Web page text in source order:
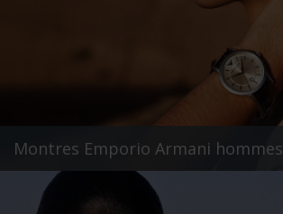
Montres Emporio Armani hommes